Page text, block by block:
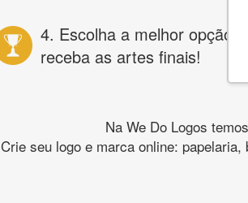
4. Escolha a melhor opção e
receba as artes finais!
Na We Do Logos
Crie seu logo e marca online: